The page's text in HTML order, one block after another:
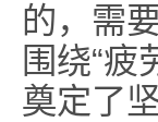
的，需
围绕“
奠定了